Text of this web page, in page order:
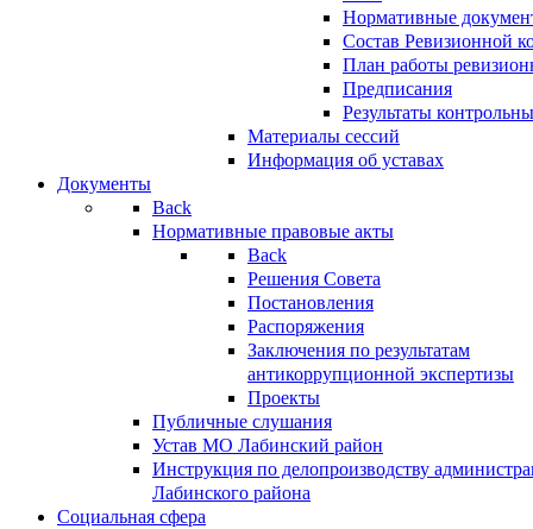
Нормативные
Состав Ревизионной
План работы
Предписания
Результаты
Материалы сессий
Информация об уставах
Документы
Back
Нормативные правовые акты
Back
Решения Совета
Постановления
Распоряжения
Заключения по результатам
антикоррупционной экспертизы
Проекты
Публичные слушания
Устав МО Лабинский район
Инструкция по делопроизводству
Лабинского района
Социальная сфера